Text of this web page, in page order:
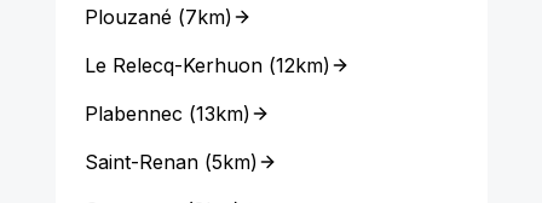
Plouzané(7km)
Le Relecq-Kerhuon(12km)
Plabennec (13km)
Saint-Renan(5km)